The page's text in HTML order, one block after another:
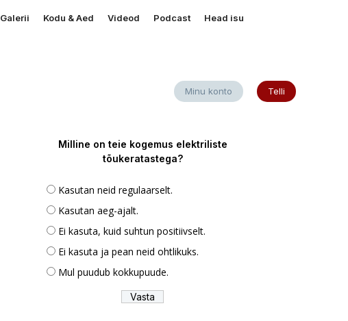
Galerii Kodu & Aed Videod Podcast Head isu
Minu konto Telli
Milline on teie kogemus elektriliste
tõukeratastega?
Kasutan neid regulaarselt.
Kasutan aeg-ajalt.
Ei kasuta, kuid suhtun positiivselt.
Ei kasuta ja pean neid ohtlikuks.
Mul puudub kokkupuude.